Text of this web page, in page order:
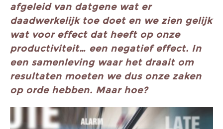
afgeleid van datgene wat er
daadwerkelijk toe doet en we zien gelijk
wat voor effect dat heeft op onze
productiviteit… een negatief effect. In
een samenleving waar het draait om
resultaten moeten we dus onze zaken
op orde hebben. Maar hoe?